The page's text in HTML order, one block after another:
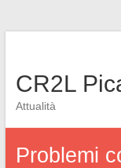
CR2L
Attualità
Problemi